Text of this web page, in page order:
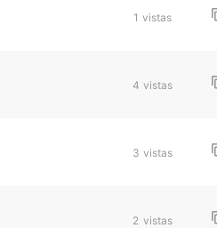
1 vistas
4 vistas
3 vistas
2 vistas